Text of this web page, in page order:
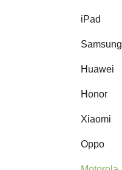
iPad
Samsung
Huawei
Honor
Xiaomi
Oppo